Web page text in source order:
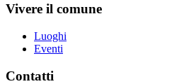
Vivere il comune
Luoghi
Eventi
Contatti